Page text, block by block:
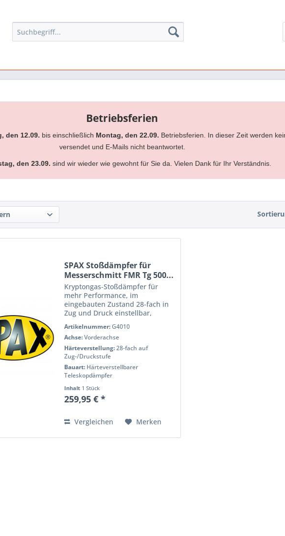
Betriebsferien
den 12.09. bis einschließlich Montag, den 22.09. Betriebsferien. In dieser Zeit werden
versendet und E-Mails nicht beantwortet.
den 23.09. sind wir wieder wie gewohnt für Sie da. Vielen Dank für Ihr Verständnis.
SPAX Stoßdämpfer für
Messerschmitt FMR Tg 500...
Kryptongas-Stoßdämpfer für
mehr Performance, im
eingebauten Zustand 28-fach in
Zug und Druck einstellbar,
Lebensdauer, voll Prüfstand
getestet für h?Âchste Qualität
und Performance. Wenn Sie das
Handling...
Artikelnummer:G4010
Achse:Vorderachse
Härteverstellung:28-fach auf
Zug-/Druckstufe
Bauart: Härteverstellbarer
Teleskopdämpfer
Inhalt 1 Stück
259,95 € *
Vergleichen Merken